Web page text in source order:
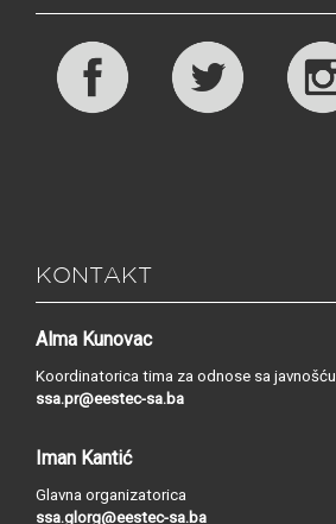
KONTAKT
Alma Kunovac
Koordinatorica tima za odnose sa javnošću
ssa.pr@eestec-sa.ba
Iman Kantić
Glavna organizatorica
ssa.glorg@eestec-sa.ba